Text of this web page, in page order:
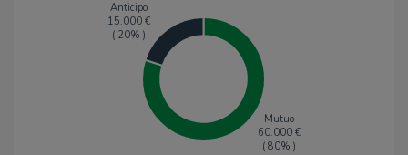
Anticipo
15.000€
( 20% )
Mutuo
60.000 €
(80% )